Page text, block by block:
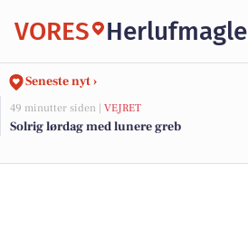
VORES Herlufmagle
Seneste nyt ›
49 minutter siden | VEJRET
Solrig lørdag med lunere greb